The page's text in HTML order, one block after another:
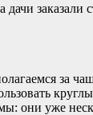
за
уже